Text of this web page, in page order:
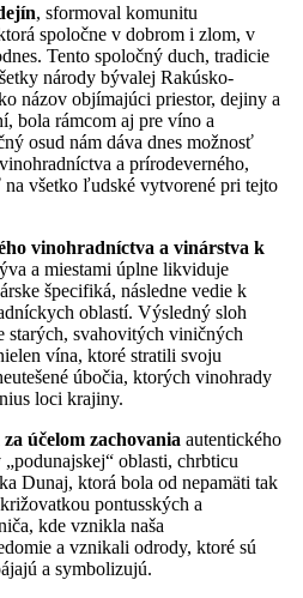
, sformoval komunitu
spoločne v dobrom i zlom, v
Tento spoločný duch, tradicie
národy bývalej Rakúsko-
názov objímajúci priestor, dejiny a
bola rámcom aj pre víno a
osud nám dáva dnes možnosť
a prírodeverného,
všetko ľudské vytvorené pri tejto
vinohradníctva a vinárstva k
a miestami úplne likviduje
špecifiká, následne vedie k
oblastí. Výsledný sloh
starých, svahovitých viničných
vína, ktoré stratili svoju
úbočia, ktorých vinohrady
loci krajiny.
účelom zachovania autentického
oblasti, chrbticu
Dunaj, ktorá bola od nepamäti tak
pontusských a
kde vznikla naša
a vznikali odrody, ktoré sú
a symbolizujú.